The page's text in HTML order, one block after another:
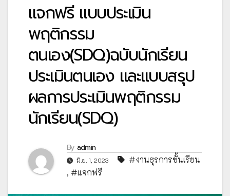
แจกฟรี แบบประเมิน
พฤติกรรม
ตนเอง(SDQ)ฉบับนักเรียน
ประเมินตนเอง และแบบสรุป
ผลการประเมินพฤติกรรม
นักเรียน(SDQ)
By admin
มิ.ย. 1, 2023
#งานธุรการชั้นเรียน
, #แจกฟรี